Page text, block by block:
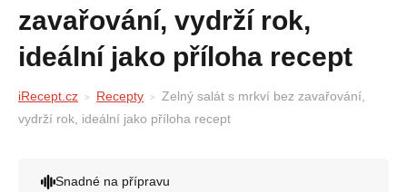
zavařování, vydrží rok,
ideální jako příloha recept
iRecept.cz Recepty
Zelný salát s mrkví bez zavařování,
vydrží rok, ideální jako příloha recept
Snadné na přípravu